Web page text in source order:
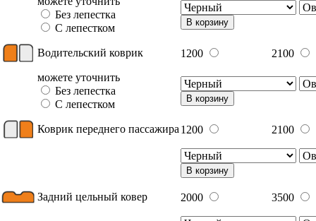
Без лепестка
С лепестком
В корзину
Водительский коврик 1200
2100
можете уточнить
Без лепестка
С лепестком
В корзину
Коврик переднего пассажира 1200 2100
В корзину
Задний цельный ковер 2000 3500